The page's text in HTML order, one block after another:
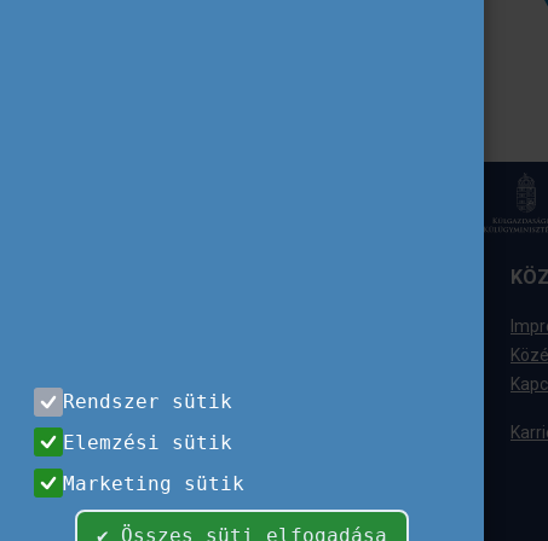
+36 (1) 237-1300
+36 (1) 237-1320
Rendszer sütik
Elemzési sütik
Marketing sütik
✔ Összes süti elfogadása